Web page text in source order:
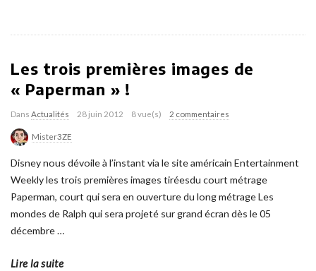
Les trois premières images de
« Paperman » !
Dans Actualités 28 juin 2012 8 vue(s) 2 commentaires
Mister3ZE
Disney nous dévoile à l’instant via le site américain Entertainment
Weekly les trois premières images tiréesdu court métrage
Paperman, court qui sera en ouverture du long métrage Les
mondes de Ralph qui sera projeté sur grand écran dès le 05
décembre…
Lire la suite